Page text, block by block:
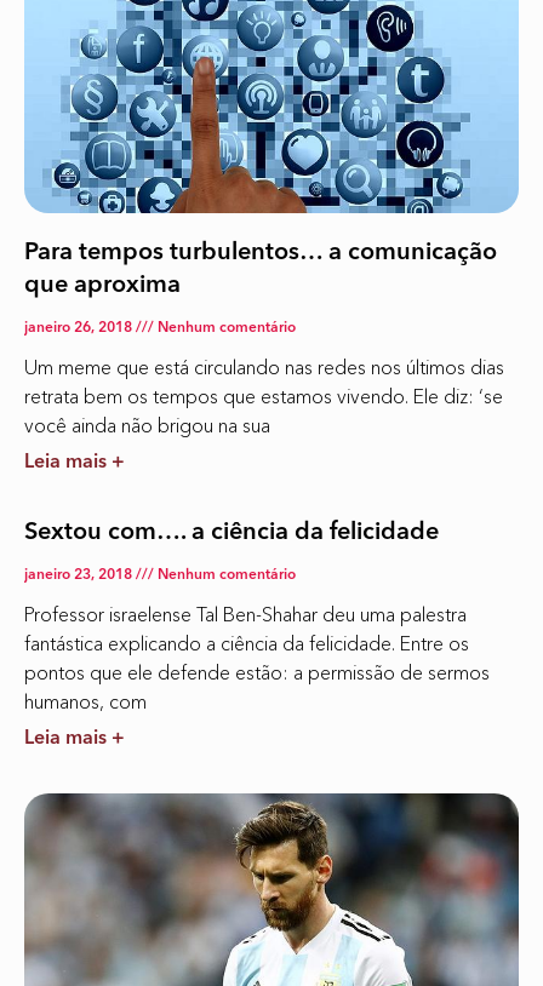
Para tempos turbulentos… a comunicação
que aproxima
janeiro 26, 2018 Nenhum comentário
Um meme que está circulando nas redes nos últimos dias
retrata bem os tempos que estamos vivendo. Ele diz: ‘se
você ainda não brigou na sua
Leia mais +
Sextou com…. a ciência da felicidade
janeiro 23, 2018 Nenhum comentário
Professor israelense Tal Ben-Shahar deu uma palestra
fantástica explicando a ciência da felicidade. Entre os
pontos que ele defende estão: a permissão de sermos
humanos, com
Leia mais +